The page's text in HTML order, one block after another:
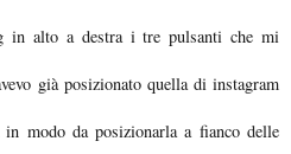
in alto a destra i tre pulsanti che mi
già posizionato quella di instagram
modo da posizionarla a fianco delle